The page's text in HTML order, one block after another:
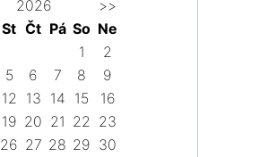
2026
>>
St Čt Pá So Ne
1
2
5 6 7 8
9
12 13 14 15
16
19 20 21 22 23
26 27 28 29 30